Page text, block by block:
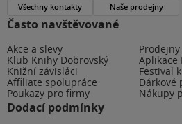
Často navštěvované
Akce a slevy
Prodejny
Klub Knihy Dobrovský
Aplikace
Knižní závisláci
Festival
Affiliate spolupráce
Dárkové
Poukazy pro firmy
Nákupy
Dodací podmínky
Všechny kontakty Naše prodejny